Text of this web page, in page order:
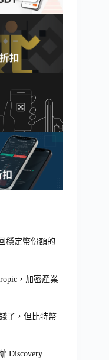
穩定幣份額的
，加密產業
了，但比特幣
Discovery